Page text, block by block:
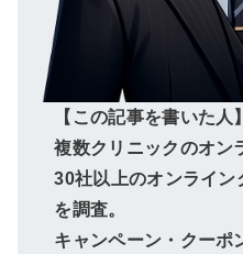
【この記事を書いた人】
複数クリニックのオン
30社以上のオンライン
を調査。
キャンペーン・クーポ